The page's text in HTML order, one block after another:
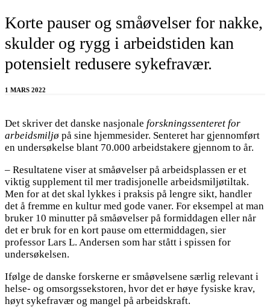
Korte pauser og småøvelser for nakke,
skulder og rygg i arbeidstiden kan
potensielt redusere sykefravær.
1 MARS 2022
Det skriver det danske nasjonale forskningssenteret for
arbeidsmiljø på sine hjemmesider. Senteret har gjennomført
en undersøkelse blant 70.000 arbeidstakere gjennom to år.
– Resultatene viser at småøvelser på arbeidsplassen er et
viktig supplement til mer tradisjonelle arbeidsmiljøtiltak.
Men for at det skal lykkes i praksis på lengre sikt, handler
det å fremme en kultur med gode vaner. For eksempel at man
bruker 10 minutter på småøvelser på formiddagen eller når
det er bruk for en kort pause om ettermiddagen, sier
professor Lars L. Andersen som har stått i spissen for
undersøkelsen.
Ifølge de danske forskerne er småøvelsene særlig relevant i
helse- og omsorgssekstoren, hvor det er høye fysiske krav,
høyt sykefravær og mangel på arbeidskraft.